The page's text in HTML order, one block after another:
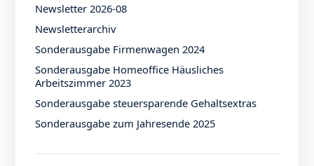
Newsletter 2026-08
Newsletterarchiv
Sonderausgabe Firmenwagen 2024
Sonderausgabe Homeoffice Häusliches
Arbeitszimmer 2023
Sonderausgabe steuersparende Gehaltsextras
Sonderausgabe zum Jahresende 2025